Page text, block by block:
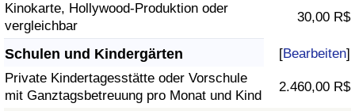
Kinokarte, Hollywood-Produktion oder
vergleichbar
30,00 R$
Schulen und Kindergärten [Bearbeiten]
Private Kindertagesstätte oder Vorschule
mit Ganztagsbetreuung pro Monat und Kind
2.460,00 R$